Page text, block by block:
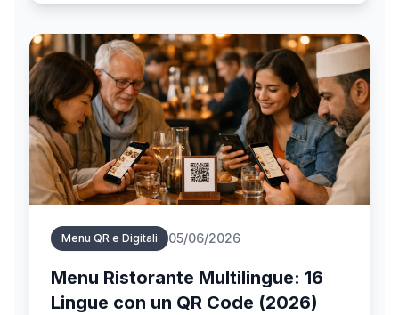
Menu QR e Digitali 05/06/2026
Menu Ristorante Multilingue: 16
Lingue con un QR Code (2026)